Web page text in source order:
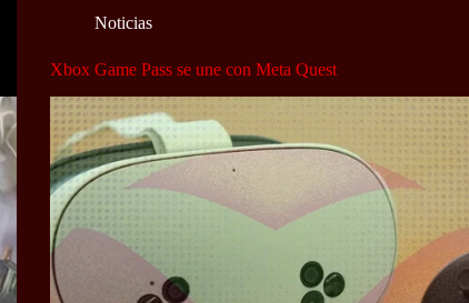
Noticias
Xbox Game Pass se une con Meta Quest